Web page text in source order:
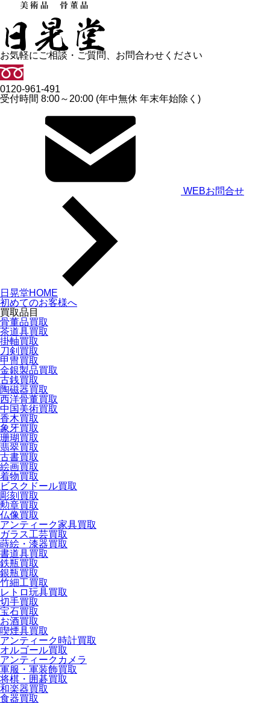
お気軽にご相談・ご質問、お問合わせください
0120-961-491
受付時間 8:00～20:00 (年中無休 年末年始除く)
WEBお問合せ
日晃堂HOME
初めてのお客様へ
買取品目
骨董品買取
茶道具買取
掛軸買取
刀剣買取
甲冑買取
金銀製品買取
古銭買取
陶磁器買取
西洋骨董買取
中国美術買取
香木買取
象牙買取
珊瑚買取
翡翠買取
古書買取
絵画買取
着物買取
ビスクドール買取
彫刻買取
勲章買取
仏像買取
アンティーク家具買取
ガラス工芸買取
蒔絵・漆器買取
書道具買取
鉄瓶買取
銀瓶買取
竹細工買取
レトロ玩具買取
切手買取
宝石買取
お酒買取
喫煙具買取
アンティーク時計買取
オルゴール買取
アンティークカメラ
軍服・軍装飾買取
将棋・囲碁買取
和楽器買取
食器買取